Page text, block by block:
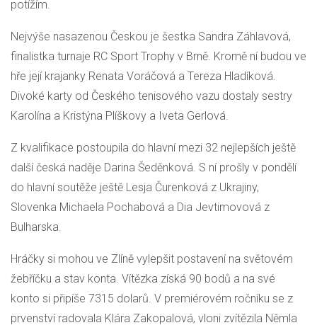
potížím.
Nejvýše nasazenou Českou je šestka Sandra Záhlavová,
finalistka turnaje RC Sport Trophy v Brně. Kromě ní budou ve
hře její krajanky Renata Voráčová a Tereza Hladíková.
Divoké karty od Českého tenisového vazu dostaly sestry
Karolína a Kristýna Plíškovy a Iveta Gerlová.
Z kvalifikace postoupila do hlavní mezi 32 nejlepších ještě
další česká naděje Darina Šeděnková. S ní prošly v pondělí
do hlavní soutěže ještě Lesja Čurenková z Ukrajiny,
Slovenka Michaela Pochabová a Dia Jevtimovová z
Bulharska.
Hráčky si mohou ve Zlíně vylepšit postavení na světovém
žebříčku a stav konta. Vítězka získá 90 bodů a na své
konto si připíše 7315 dolarů. V premiérovém ročníku se z
prvenství radovala Klára Zakopalová, vloni zvítězila Němla